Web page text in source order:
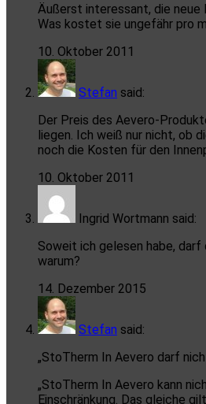
Äußerst interessant, die neue
Was kostet sie ungefähr pro
10. Oktober 2011
Stefan said:
Der Preis des Aevero-
liegen. Ich weiß nur nicht, ob
noch die Kosten für den
10. Oktober 2011
Ingrid Wortmann said:
Soweit ich gelesen habe, darf
warum?
14. Dezember 2015
Stefan said:
„StoTherm In Aevero darf
„StoTherm In Aevero kann
Einschränkung. Das gleiche